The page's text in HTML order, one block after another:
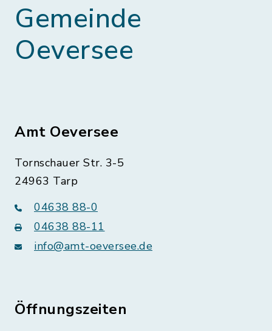
Gemeinde
Oeversee
Amt Oeversee
Tornschauer Str. 3-5
24963 Tarp
04638 88-0
04638 88-11
info@amt-oeversee.de
Öffnungszeiten